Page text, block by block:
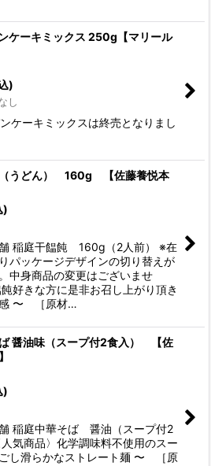
ケーキミックス 250g【マリール
)
し
ケーキミックスは終売となりまし
（うどん） 160g 【佐藤養悦本
)
稲庭干饂飩 160g（2人前） ※在
パッケージデザインの切り替えが
中身商品の変更はございませ
好きな方に是非お召し上がり頂き
感 〜 ［原材…
醤油味（スープ付2食入） 【佐
)
稲庭中華そば 醤油（スープ付2
気商品〉化学調味料不使用のスー
し滑らかなストレート麺 〜 ［原